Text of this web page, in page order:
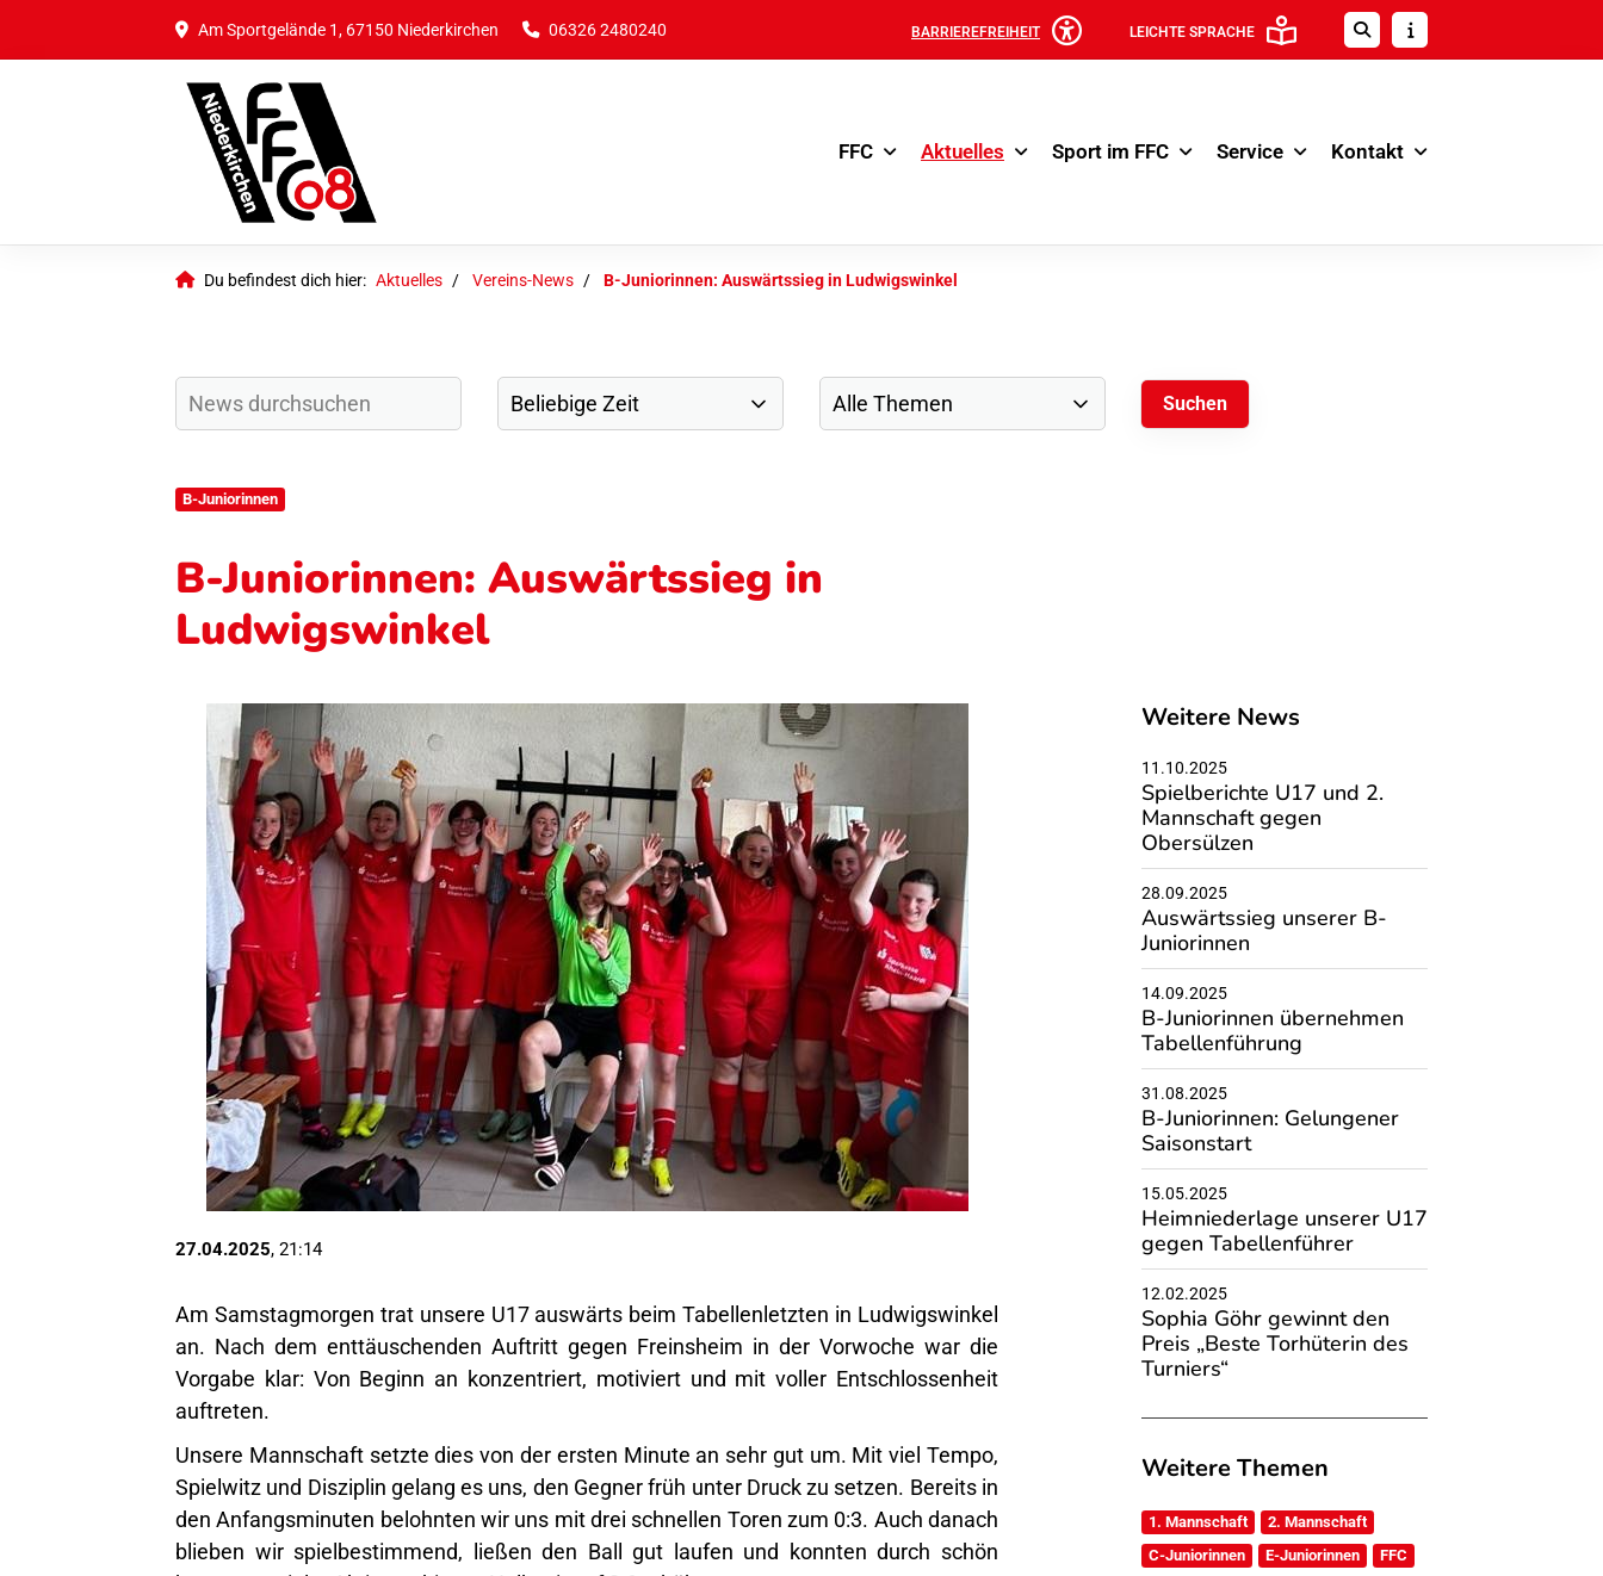
Am Sportgelände 1, 67150 Niederkirchen 06326 2480240 BARRIEREFREIHEIT LEICHTE SPRACHE
FFC Aktuelles Sport im FFC Service Kontakt
Du befindest dich hier: Aktuelles Vereins-News B-Juniorinnen: Auswärtssieg in Ludwigswinkel
B-Juniorinnen
B-Juniorinnen: Auswärtssieg in
Ludwigswinkel
27.04.2025, 21:14
Am Samstagmorgen trat unsere U17 auswärts beim Tabellenletzten in Ludwigswinkel
an. Nach dem enttäuschenden Auftritt gegen Freinsheim in der Vorwoche war die
Vorgabe klar: Von Beginn an konzentriert, motiviert und mit voller Entschlossenheit
auftreten.
Unsere Mannschaft setzte dies von der ersten Minute an sehr gut um. Mit viel Tempo,
Spielwitz und Disziplin gelang es uns, den Gegner früh unter Druck zu setzen. Bereits in
den Anfangsminuten belohnten wir uns mit drei schnellen Toren zum 0:3. Auch danach
blieben wir spielbestimmend, ließen den Ball gut laufen und konnten durch schön
Weitere News
11.10.2025
Spielberichte U17 und 2.
Mannschaft gegen
Obersülzen
28.09.2025
Auswärtssieg unserer B-
Juniorinnen
14.09.2025
B-Juniorinnen übernehmen
Tabellenführung
31.08.2025
B-Juniorinnen: Gelungener
Saisonstart
15.05.2025
Heimniederlage unserer U17
gegen Tabellenführer
12.02.2025
Sophia Göhr gewinnt den
Preis „Beste Torhüterin des
Turniers“
Weitere Themen
1. Mannschaft
2. Mannschaft
C-Juniorinnen
E-Juniorinnen
FFC